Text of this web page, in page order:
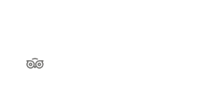
Tripadvisor